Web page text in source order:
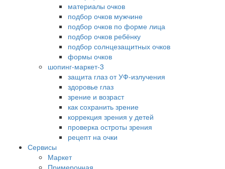
материалы очков
подбор очков мужчине
подбор очков по форме лица
подбор очков ребёнку
подбор солнцезащитных очков
формы очков
шопинг-маркет-3
защита глаз от УФ-излучения
здоровье глаз
зрение и возраст
как сохранить зрение
коррекция зрения у детей
проверка остроты зрения
рецепт на очки
Сервисы
Маркет